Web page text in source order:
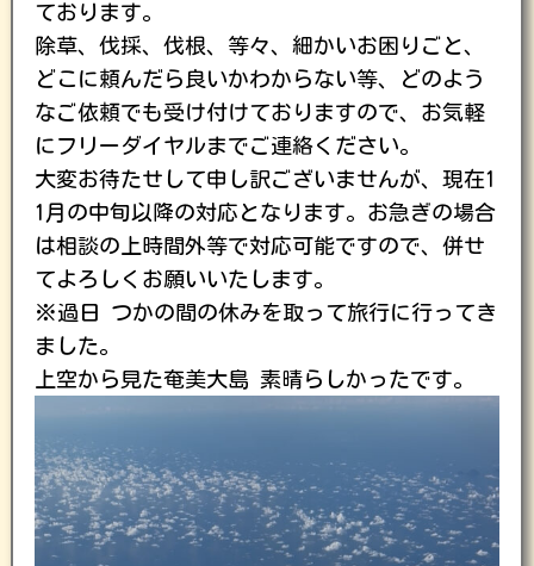
ております。
除草、伐採、伐根、等々、細かいお困りごと、
どこに頼んだら良いかわからない等、どのよう
なご依頼でも受け付けておりますので、お気軽
にフリーダイヤルまでご連絡ください。
大変お待たせして申し訳ございませんが、現在1
1月の中旬以降の対応となります。お急ぎの場合
は相談の上時間外等で対応可能ですので、併せ
てよろしくお願いいたします。
※過日 つかの間の休みを取って旅行に行ってき
ました。
上空から見た奄美大島 素晴らしかったです。